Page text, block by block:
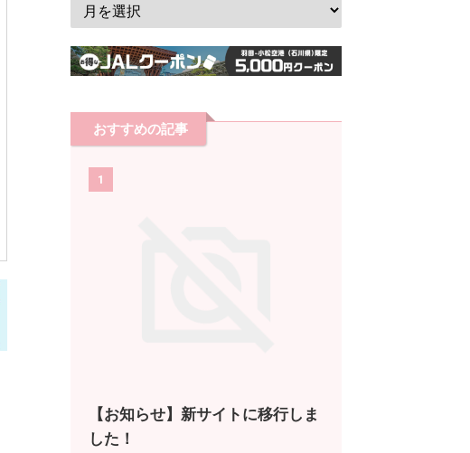
おすすめの記事
1
【お知らせ】新サイトに移行しま
した！